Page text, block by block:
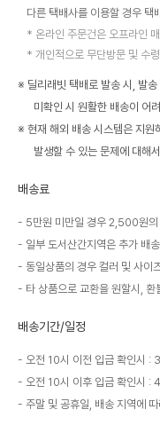
다른 택배사를 이용할 경우 택
온라인 주문건은 오프라인
개인적으로 무단방문 및 수
※ 딜리래빗 택배로 발송 시, 발
미확인 시 원활한 배송이 어
※ 현재 해외 배송 시스템은 지원
발생할 수 있는 문제에 대해
배송료
5만원 미만일 경우 2,500원의
일부 도서산간지역은 추가 배
동일상품의 경우 컬러 및 사이
타 상품으로 교환을 원할시,
배송기간/일정
오전 10시 이전 입금 확인시 :
오전 10시 이후 입금 확인시 :
주말 및 공휴일, 배송 지역에